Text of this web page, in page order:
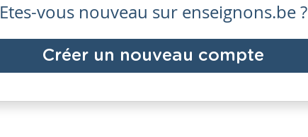
Etes-vous nouveau sur enseignons.be ?
Créer un nouveau compte